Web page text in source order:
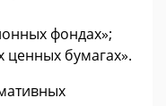
фондах»;
бумагах».